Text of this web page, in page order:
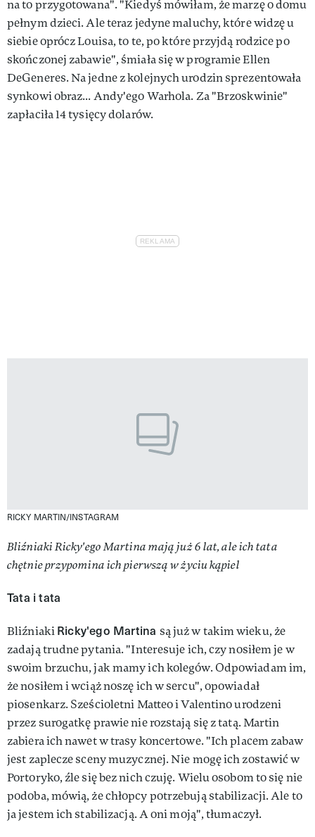
na to przygotowana". "Kiedyś mówiłam, że marzę o domu
pełnym dzieci. Ale teraz jedyne maluchy, które widzę u
siebie oprócz Louisa, to te, po które przyjdą rodzice po
skończonej zabawie", śmiała się w programie Ellen
DeGeneres. Na jedne z kolejnych urodzin sprezentowała
synkowi obraz... Andy'ego Warhola. Za "Brzoskwinie"
zapłaciła 14 tysięcy dolarów.
RICKY MARTIN/INSTAGRAM
Bliźniaki Ricky'ego Martina mają już 6 lat, ale ich tata
chętnie przypomina ich pierwszą w życiu kąpiel
Tata i tata
BliźniakiRicky'ego Martina są już w takim wieku, że
zadają trudne pytania. "Interesuje ich, czy nosiłem je w
swoim brzuchu, jak mamy ich kolegów. Odpowiadam im,
że nosiłem i wciąż noszę ich w sercu", opowiadał
piosenkarz. Sześcioletni Matteo i Valentino urodzeni
przez surogatkę prawie nie rozstają się z tatą. Martin
zabiera ich nawet w trasy koncertowe. "Ich placem zabaw
jest zaplecze sceny muzycznej. Nie mogę ich zostawić w
Portoryko, źle się bez nich czuję. Wielu osobom to się nie
podoba, mówią, że chłopcy potrzebują stabilizacji. Ale to
ja jestem ich stabilizacją. A oni moją", tłumaczył.